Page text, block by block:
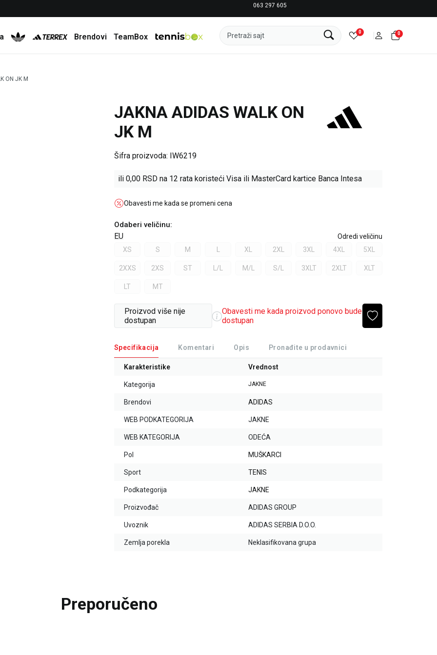
063 297 605
Brendovi TeamBox Pretraži sajt 0 0
ON JK M
JAKNA ADIDAS WALK ON
JK M
Šifra proizvoda: IW6219
ili 0,00 RSD na 12 rata koristeći Visa ili MasterCard kartice Banca Intesa
Obavesti me kada se promeni cena
Odaberi veličinu:
EU
Odredi veličinu
XS
S M XL 2XL 3XL 4XL 5XL
2XXS 2XS ST L/L M/L S/L 3XLT 2XLT XLT
LT MT
Proizvod više nije
dostupan
Obavesti me kada proizvod ponovo bude
dostupan
Specifikacija Komentari Opis Pronađite u prodavnici
Karakteristike Vrednost
Kategorija JAKNE
Brendovi ADIDAS
WEB PODKATEGORIJA JAKNE
WEB KATEGORIJA ODEĆA
Pol MUŠKARCI
Sport TENIS
Podkategorija JAKNE
Proizvođač ADIDAS GROUP
Uvoznik ADIDAS SERBIA D.O.O.
Zemlja porekla Neklasifikovana grupa
Preporučeno